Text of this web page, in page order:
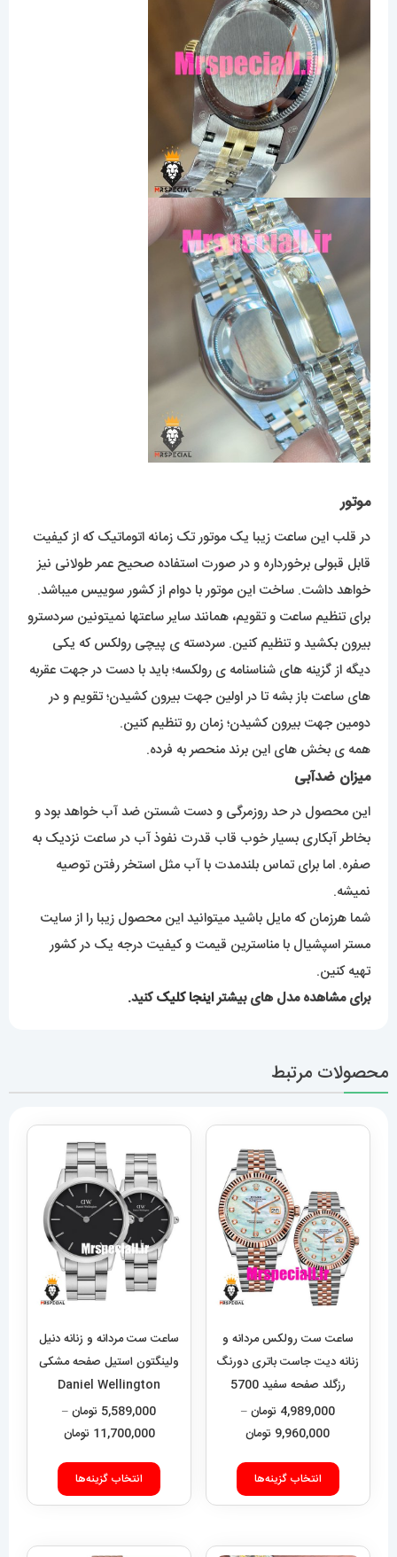
موتور
در قلب این ساعت زیبا یک موتور تک زمانه اتوماتیک که از کیفیت
قابل قبولی برخورداره و در صورت استفاده صحیح عمر طولانی نیز
خواهد داشت. ساخت این موتور با دوام از کشور سوییس میباشد.
برای تنظیم ساعت و تقویم، همانند سایر ساعتها نمیتونین سردسترو
بیرون بکشید و تنظیم کنین. سردسته ی پیچی رولکس که یکی
دیگه از گزینه های شناسنامه ی رولکسه؛ باید با دست در جهت عقربه
های ساعت باز بشه تا در اولین جهت بیرون کشیدن؛ تقویم و در
دومین جهت بیرون کشیدن؛ زمان رو تنظیم کنین.
همه ی بخش های این برند منحصر به فرده.
میزان ضدآبی
این محصول در حد روزمرگی و دست شستن ضد آب خواهد بود و
بخاطر آبکاری بسیار خوب قاب قدرت نفوذ آب در ساعت نزدیک به
صفره. اما برای تماس بلندمدت با آب مثل استخر رفتن توصیه
نمیشه.
شما هرزمان که مایل باشید میتوانید این محصول زیبا را از سایت
مستر اسپشیال با مناسترین قیمت و کیفیت درجه یک در کشور
تهیه کنین.
برای مشاهده مدل های بیشتراینجا کلیککنید.
محصولات مرتبط
ساعت ست رولکس مردانه و
زنانه دیت جاست باتری دورنگ
رزگلد صفحه سفید 5700
Rolex Date just
4,989,000 تومان–
9,960,000 تومانمحدوده
تا
انتخاب گزینه‌ها
این
محصول
انواع
ساعت ست مردانه و زنانه دنیل
ولینگتون استیل صفحه مشکی
Daniel Wellington
020551
5,589,000 تومان–
11,700,000 تومانمحدوده
تا
انتخاب گزینه‌ها
این
محصول
انواع